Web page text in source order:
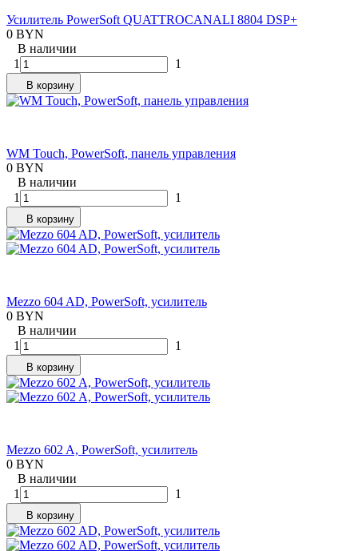
Усилитель PowerSoft QUATTROCANALI 8804 DSP+
0 BYN
В наличии
1
1
В корзину
WM Touch, PowerSoft, панель управления
0 BYN
В наличии
1
1
В корзину
Mezzo 604 AD, PowerSoft, усилитель
0 BYN
В наличии
1
1
В корзину
Mezzo 602 A, PowerSoft, усилитель
0 BYN
В наличии
1
1
В корзину